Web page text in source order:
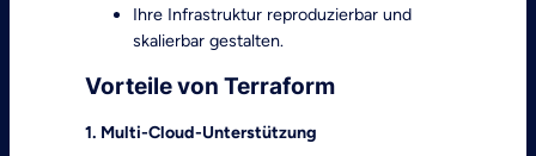
Ihre Infrastruktur reproduzierbar und
skalierbar gestalten.
Vorteile von Terraform
1. Multi-Cloud-Unterstützung